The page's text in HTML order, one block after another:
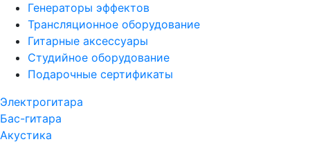
Генераторы эффектов
Трансляционное оборудование
Гитарные аксессуары
Студийное оборудование
Подарочные сертификаты
Электрогитара
Бас-гитара
Акустика